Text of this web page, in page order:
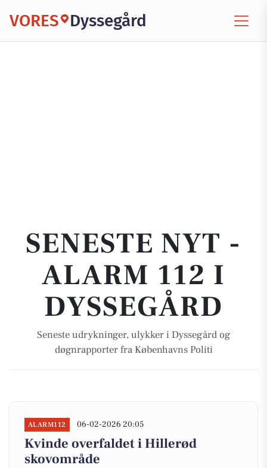
VORES Dyssegård
SENESTE NYT -
ALARM 112 I
DYSSEGÅRD
Seneste udrykninger, ulykker i Dyssegård og
døgnrapporter fra Københavns Politi
ALARM112 06-02-2026 20:05
Kvinde overfaldet i Hillerød
skovområde